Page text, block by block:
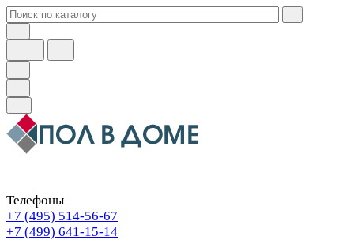
Телефоны
+7 (495) 514-56-67
+7 (499) 641-15-14